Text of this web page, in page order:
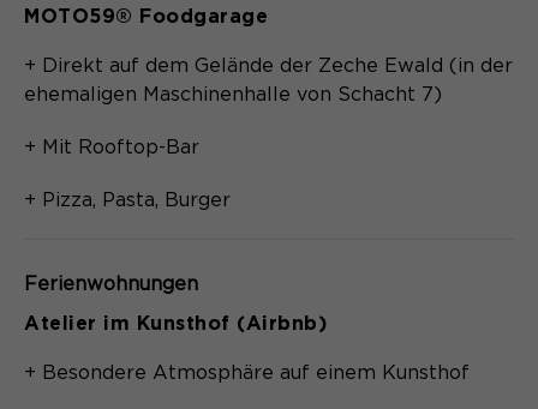
MOTO59® Foodgarage
+ Direkt auf dem Gelände der Zeche Ewald (in der
ehemaligen Maschinenhalle von Schacht 7)
+ Mit Rooftop-Bar
+ Pizza, Pasta, Burger
Ferienwohnungen
Atelier im Kunsthof (Airbnb)
+ Besondere Atmosphäre auf einem Kunsthof